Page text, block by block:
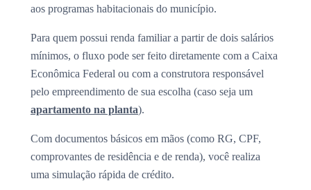
aos programas habitacionais do município.
Para quem possui renda familiar a partir de dois salários
mínimos, o fluxo pode ser feito diretamente com a Caixa
Econômica Federal ou com a construtora responsável
pelo empreendimento de sua escolha (caso seja um
apartamento na planta).
Com documentos básicos em mãos (como RG, CPF,
comprovantes de residência e de renda), você realiza
uma simulação rápida de crédito.